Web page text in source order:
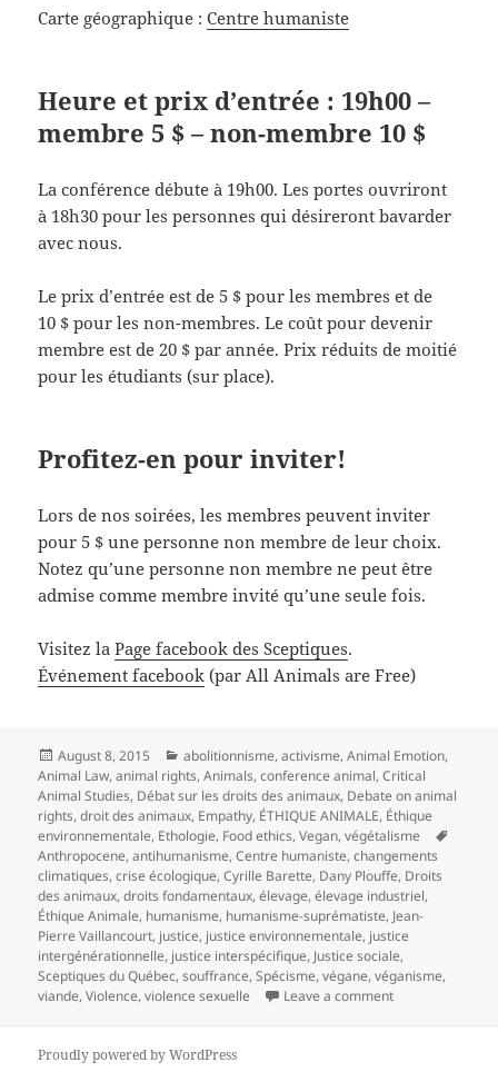
Carte géographique :Centre humaniste
Heure et prix d’entrée : 19h00 –
membre 5 $ – non-membre 10 $
La conférence débute à 19h00. Les portes ouvriront
à 18h30 pour les personnes qui désireront bavarder
avec nous.
Le prix d’entrée est de 5 $ pour les membres et de
10 $ pour les non-membres. Le coût pour devenir
membre est de 20 $ par année. Prix réduits de moitié
pour les étudiants (sur place).
Profitez-en pour inviter!
Lors de nos soirées, les membres peuvent inviter
pour 5 $ une personne non membre de leur choix.
Notez qu’une personne non membre ne peut être
admise comme membre invité qu’une seule fois.
Visitez laPage facebook des Sceptiques.
Événement facebook (par All Animals are Free)
Posted
on
August 8, 2015 Categories
abolitionnisme,activisme,Animal Emotion,
Animal Law,animal rights,Animals,conference animal,Critical
Animal Studies, Débat sur les droits des animaux, Debate on animal
rights,droit des animaux, Empathy, ÉTHIQUE ANIMALE, Éthique
environnementale, Ethologie, Food ethics,Vegan,végétalisme
Anthropocene,antihumanisme,Centre humaniste,changements
climatiques,crise écologique,Cyrille Barette, Dany Plouffe, Droits
des animaux,droits fondamentaux,élevage,élevage industriel,
Éthique Animale, humanisme, humanisme-suprématiste, Jean-
Pierre Vaillancourt, justice, justice environnementale, justice
intergénérationnelle, justice interspécifique, Justice sociale,
Sceptiques du Québec,souffrance,Spécisme,végane,véganisme,
viande,Violence,violence sexuelle Leave a commenton Débat aux
Proudly powered by WordPress